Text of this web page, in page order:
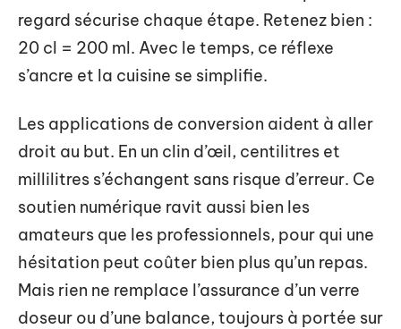
regard sécurise chaque étape. Retenez bien :
20 cl = 200 ml. Avec le temps, ce réflexe
s’ancre et la cuisine se simplifie.
Les applications de conversion aident à aller
droit au but. En un clin d’œil, centilitres et
millilitres s’échangent sans risque d’erreur. Ce
soutien numérique ravit aussi bien les
amateurs que les professionnels, pour qui une
hésitation peut coûter bien plus qu’un repas.
Mais rien ne remplace l’assurance d’un verre
doseur ou d’une balance, toujours à portée sur